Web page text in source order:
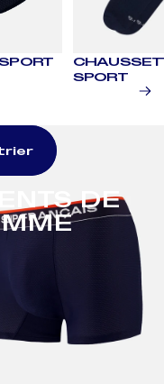
DE
SPORT